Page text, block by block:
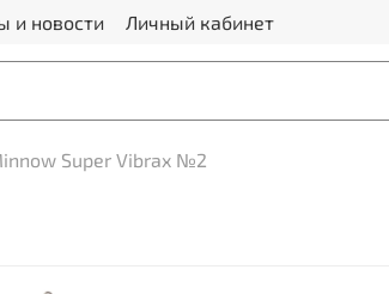
и новости Личный кабинет
Super Vibrax №2